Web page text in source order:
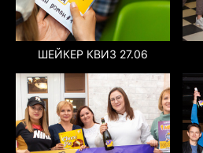
ШЕЙКЕР КВИЗ 27.06